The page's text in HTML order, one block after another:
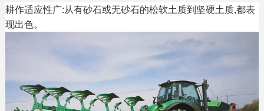
耕作适应性广:从有砂石或无砂石的松软土质到坚硬土质,都表
现出色。